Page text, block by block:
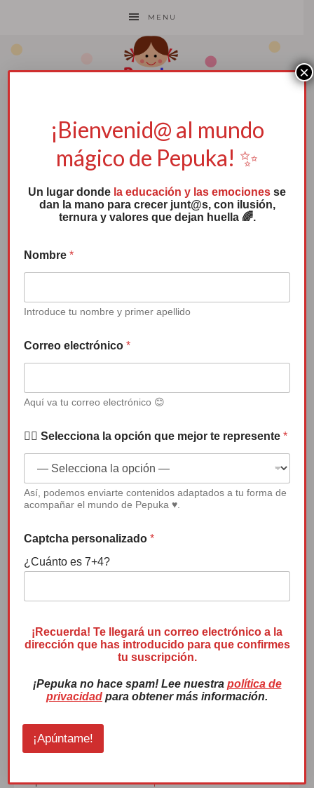
MENU
Términos y
condiciones
quite la sonrisa”
Reproductor
de
Pepukay yo hemos recibido el premio
premios? Haz clickaquí
¡Bienvenid@ al mundo
mágico de Pepuka! ✨
Un lugar donde la educación y las emociones se
dan la mano para crecer junt@s, con ilusión,
ternura y valores que dejan huella 🌈.
Nombre*
Introduce tu nombre y primer apellido
Correo electrónico*
Aquí va tu correo electrónico 😊
✍🏻 Selecciona la opción que mejor te represente*
Así, podemos enviarte contenidos adaptados a tu forma de
acompañar el mundo de Pepuka ♥.
Captcha personalizado*
¿Cuánto es 7+4?
m
e
¡Recuerda! Te llegará un correo electrónico a la
dirección que has introducido para que confirmes
tu suscripción.
¡Pepuka no hace spam! Lee nuestra política de
privacidad para obtener más información.
¡Apúntame!
×